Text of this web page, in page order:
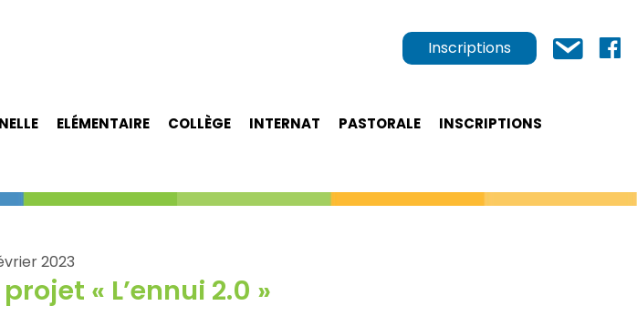
Inscriptions
ELÉMENTAIRE COLLÈGE INTERNAT PASTORALE
INSCRIPTIONS
2023
« L’ennui 2.0 »